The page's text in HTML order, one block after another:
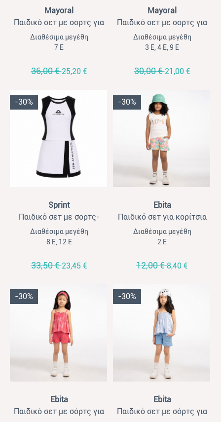
Mayoral
Παιδικό σετ με σορτς για
κορίτσια Mayoral
σταμπωτό λευκό
Διαθέσιμα μεγέθη
7 Ε
36,00 €25,20 €
Mayoral
Παιδικό σετ με σορτς για
κορίτσια Mayoral
σφηκοφωλιά κόκκινο καρό
Διαθέσιμα μεγέθη
3 Ε, 4 Ε, 9 Ε
30,00 €21,00 €
-30%
Sprint
Παιδικό σετ με σορτς-
φούστα για κορίτσια Sprint
λευκό- μαύρο
Διαθέσιμα μεγέθη
8 Ε, 12 Ε
33,50 €23,45 €
-30%
Ebita
Παιδικό σετ για κορίτσια
Ebita με σορτσάκι 3τμχ
λευκό-φλοράλ με κορδέλα
Διαθέσιμα μεγέθη
2 Ε
12,00 €8,40 €
-30%
Ebita
Παιδικό σετ με σόρτς για
-30%
Ebita
Παιδικό σετ με σόρτς για